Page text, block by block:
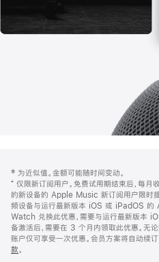
页
页
脚
注
‡ 为近似值。金额可能随时间变动。
⁺ 仅限新订阅用户。免费试用期结束后，每
的新设备的 Apple Music 新订阅用户限时提
频设备与运行最新版本 iOS 或 iPadOS 的
Watch 兑换此优惠，需要与运行最新版本
备激活后，需要在 3 个月内领取此优惠。无
账户仅可享受一次优惠。会员方案将自动续
款。